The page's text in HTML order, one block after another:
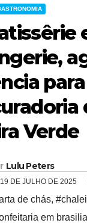
Verde
Lulu Peters
19 DE JULHO DE 2025
de chás,
em brasilia